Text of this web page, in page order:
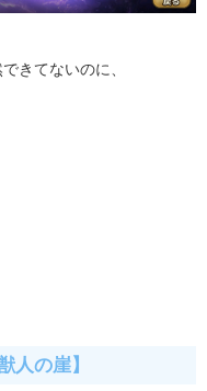
きてないのに、
人の崖】